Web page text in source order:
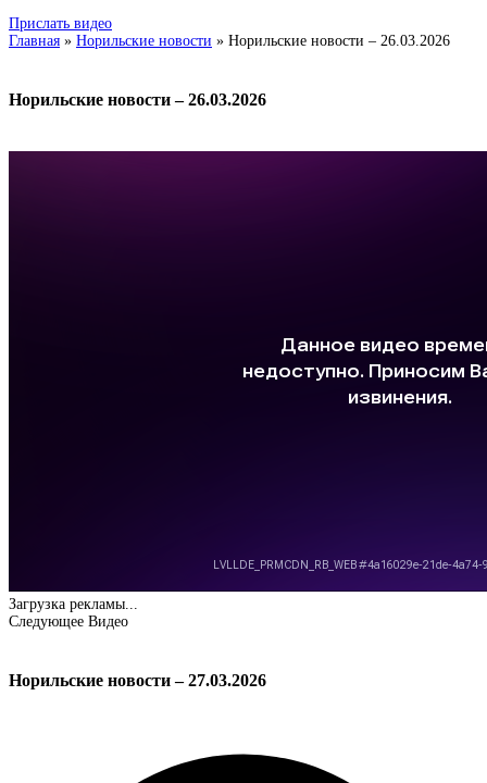
Прислать видео
Главная » Норильские новости » Норильские новости – 26.03.2026
Норильские новости – 26.03.2026
Загрузка рекламы...
Следующее Видео
Норильские новости – 27.03.2026